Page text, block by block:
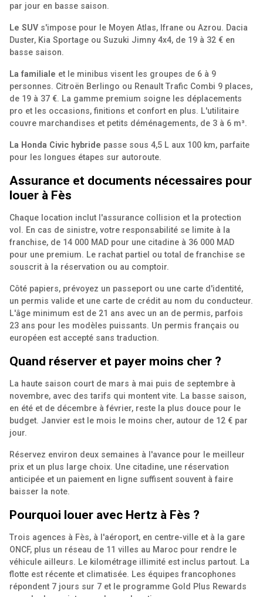
par jour en basse saison.
Le SUV s'impose pour le Moyen Atlas, Ifrane ou Azrou. Dacia
Duster, Kia Sportage ou Suzuki Jimny 4x4, de 19 à 32 € en
basse saison.
La familiale et le minibus visent les groupes de 6 à 9
personnes. Citroën Berlingo ou Renault Trafic Combi 9 places,
de 19 à 37 €. La gamme premium soigne les déplacements
pro et les occasions, finitions et confort en plus. L'utilitaire
couvre marchandises et petits déménagements, de 3 à 6 m³.
La Honda Civic hybride passe sous 4,5 L aux 100 km, parfaite
pour les longues étapes sur autoroute.
Assurance et documents nécessaires pour
louer à Fès
Chaque location inclut l'assurance collision et la protection
vol. En cas de sinistre, votre responsabilité se limite à la
franchise, de 14 000 MAD pour une citadine à 36 000 MAD
pour une premium. Le rachat partiel ou total de franchise se
souscrit à la réservation ou au comptoir.
Côté papiers, prévoyez un passeport ou une carte d'identité,
un permis valide et une carte de crédit au nom du conducteur.
L'âge minimum est de 21 ans avec un an de permis, parfois
23 ans pour les modèles puissants. Un permis français ou
européen est accepté sans traduction.
Quand réserver et payer moins cher ?
La haute saison court de mars à mai puis de septembre à
novembre, avec des tarifs qui montent vite. La basse saison,
en été et de décembre à février, reste la plus douce pour le
budget. Janvier est le mois le moins cher, autour de 12 € par
jour.
Réservez environ deux semaines à l'avance pour le meilleur
prix et un plus large choix. Une citadine, une réservation
anticipée et un paiement en ligne suffisent souvent à faire
baisser la note.
Pourquoi louer avec Hertz à Fès ?
Trois agences à Fès, à l'aéroport, en centre-ville et à la gare
ONCF, plus un réseau de 11 villes au Maroc pour rendre le
véhicule ailleurs. Le kilométrage illimité est inclus partout. La
flotte est récente et climatisée. Les équipes francophones
répondent 7 jours sur 7 et le programme Gold Plus Rewards